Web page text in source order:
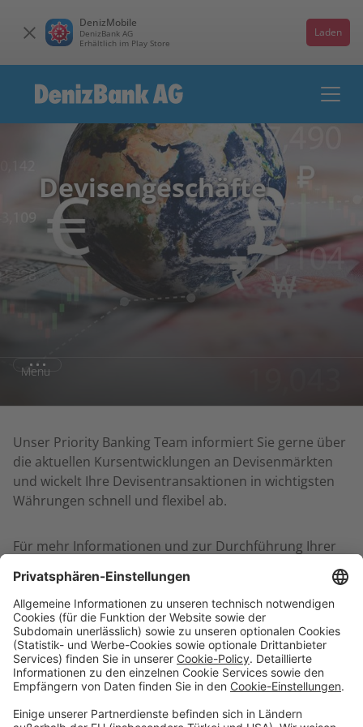
DenizMobile
DenizBank AG
Erhältlich im Play Store
Laden
Devisengeschäfte
Menu
Unser Priority Banking Team informiert Sie gerne über
die aktuellen Kursentwicklungen an Devisenmärkten
und wickelt Ihre Devisentransaktionen in wichtigsten
Währungen schnell und flexibel ab.
Für mehr Informationen und zur Durchführung Ihrer
Kundenbetreuer:innen gerne per
Verfügung.
Digitale ServicesPrivatkundenFirmenkundenPriority Banking
FilialenKontaktTerminvereinbarungZinsen berechnenSEPA